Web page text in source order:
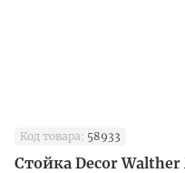
Код товара: 58933
Стойка Decor